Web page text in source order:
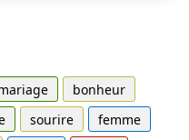
bonheur
sourire
femme